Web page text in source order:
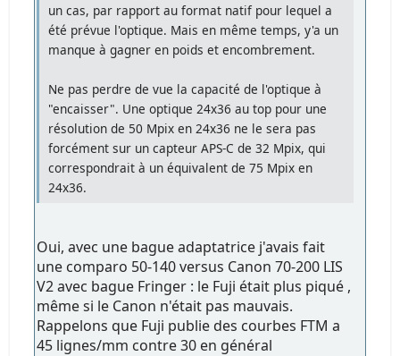
un cas, par rapport au format natif pour lequel a
été prévue l'optique. Mais en même temps, y'a un
manque à gagner en poids et encombrement.
Ne pas perdre de vue la capacité de l'optique à
"encaisser". Une optique 24x36 au top pour une
résolution de 50 Mpix en 24x36 ne le sera pas
forcément sur un capteur APS-C de 32 Mpix, qui
correspondrait à un équivalent de 75 Mpix en
24x36.
Oui, avec une bague adaptatrice j'avais fait
une comparo 50-140 versus Canon 70-200 LIS
V2 avec bague Fringer : le Fuji était plus piqué ,
même si le Canon n'était pas mauvais.
Rappelons que Fuji publie des courbes FTM a
45 lignes/mm contre 30 en général